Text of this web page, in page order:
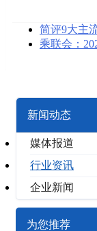
简评9大主
乘联会：
新闻动态
媒体报道
行业资讯
企业新闻
为您推荐